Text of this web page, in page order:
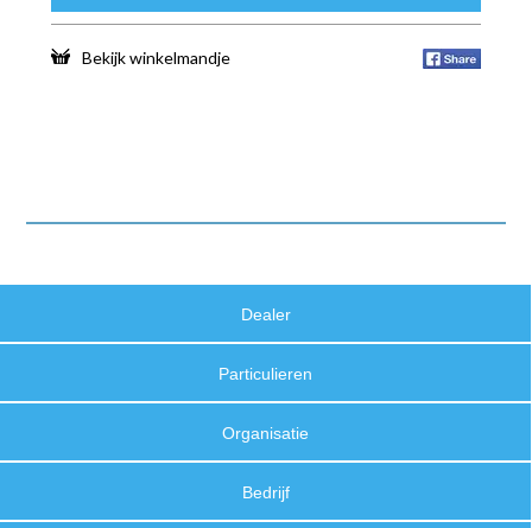
Bekijk winkelmandje
Dealer
Particulieren
Organisatie
Bedrijf